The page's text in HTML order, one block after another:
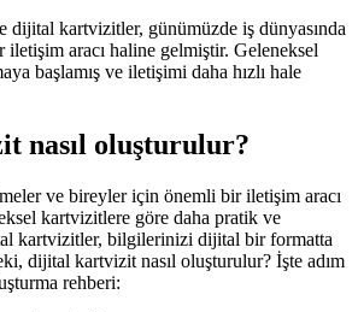
dijital kartvizitler, günümüzde iş dünyasında
iletişim aracı haline gelmiştir. Geleneksel
başlamış ve iletişimi daha hızlı hale
nasıl oluşturulur?
ve bireyler için önemli bir iletişim aracı
kartvizitlere göre daha pratik ve
kartvizitler, bilgilerinizi dijital bir formatta
dijital kartvizit nasıl oluşturulur? İşte adım
rehberi: